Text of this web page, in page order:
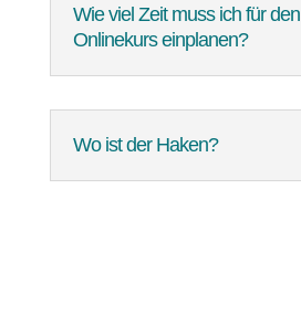
Wie viel Zeit muss ich für den
Onlinekurs einplanen?
Wo ist der Haken?